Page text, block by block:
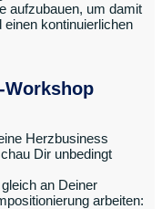
aufzubauen, um damit
kontinuierlichen
Herzbusiness
Dir unbedingt
an Deiner
arbeiten: